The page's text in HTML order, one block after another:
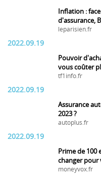
Inflation :
d'assurance,
leparisien.fr
2022.09.19
Pouvoir
vous coûter
tf1info.fr
2022.09.19
Assurance
2023 ?
autoplus.fr
2022.09.19
Prime de 100
changer pour
moneyvox.fr